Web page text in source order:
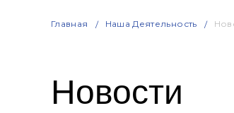
Главная Наша Деятельность
Новости